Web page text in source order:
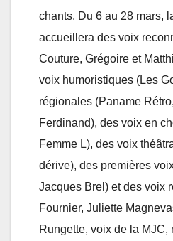
chants. Du 6 au 28 mars,
accueillera des voix
Couture, Grégoire et
voix humoristiques (Les
régionales (Paname
Ferdinand), des voix en
Femme L), des voix
dérive), des premières
Jacques Brel) et des voix
Fournier, Juliette
Rungette, voix de la MJC,